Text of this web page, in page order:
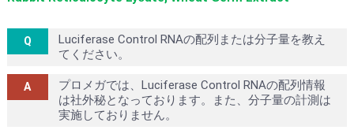
Luciferase Control RNAの配列または分子量を教え
てください。
プロメガでは、Luciferase Control RNAの配列情報
は社外秘となっております。また、分子量の計測は
実施しておりません。